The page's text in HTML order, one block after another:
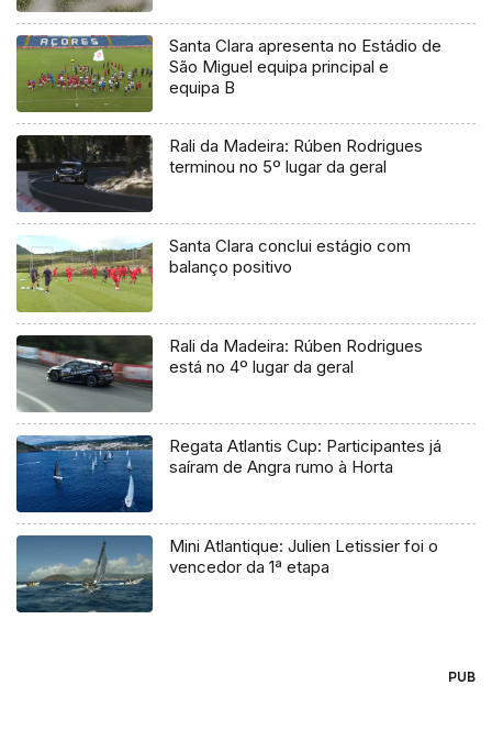
Santa Clara apresenta no Estádio de
São Miguel equipa principal e
equipa B
Rali da Madeira: Rúben Rodrigues
terminou no 5º lugar da geral
Santa Clara conclui estágio com
balanço positivo
Rali da Madeira: Rúben Rodrigues
está no 4º lugar da geral
Regata Atlantis Cup: Participantes já
saíram de Angra rumo à Horta
Mini Atlantique: Julien Letissier foi o
vencedor da 1ª etapa
PUB